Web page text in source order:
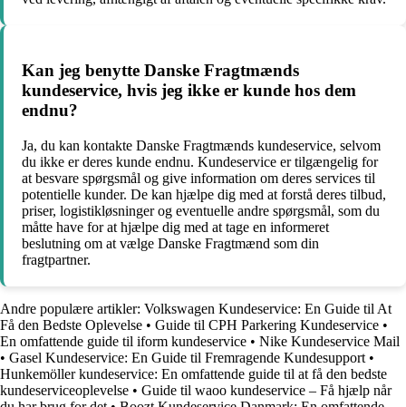
Kan jeg benytte Danske Fragtmænds
kundeservice, hvis jeg ikke er kunde hos dem
endnu?
Ja, du kan kontakte Danske Fragtmænds kundeservice, selvom
du ikke er deres kunde endnu. Kundeservice er tilgængelig for
at besvare spørgsmål og give information om deres services til
potentielle kunder. De kan hjælpe dig med at forstå deres tilbud,
priser, logistikløsninger og eventuelle andre spørgsmål, som du
måtte have for at hjælpe dig med at tage en informeret
beslutning om at vælge Danske Fragtmænd som din
fragtpartner.
Andre populære artikler: Volkswagen Kundeservice: En Guide til At
Få den Bedste Oplevelse • Guide til CPH Parkering Kundeservice •
En omfattende guide til iform kundeservice • Nike Kundeservice Mail
• Gasel Kundeservice: En Guide til Fremragende Kundesupport •
Hunkemöller kundeservice: En omfattende guide til at få den bedste
kundeserviceoplevelse • Guide til waoo kundeservice – Få hjælp når